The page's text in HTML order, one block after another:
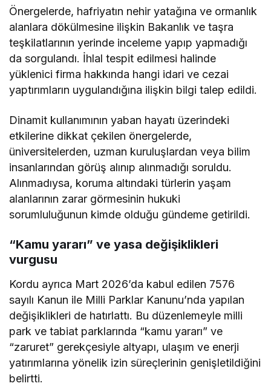
Önergelerde, hafriyatın nehir yatağına ve ormanlık
alanlara dökülmesine ilişkin Bakanlık ve taşra
teşkilatlarının yerinde inceleme yapıp yapmadığı
da sorgulandı. İhlal tespit edilmesi halinde
yüklenici firma hakkında hangi idari ve cezai
yaptırımların uygulandığına ilişkin bilgi talep edildi.
Dinamit kullanımının yaban hayatı üzerindeki
etkilerine dikkat çekilen önergelerde,
üniversitelerden, uzman kuruluşlardan veya bilim
insanlarından görüş alınıp alınmadığı soruldu.
Alınmadıysa, koruma altındaki türlerin yaşam
alanlarının zarar görmesinin hukuki
sorumluluğunun kimde olduğu gündeme getirildi.
“Kamu yararı” ve yasa değişiklikleri
vurgusu
Kordu ayrıca Mart 2026’da kabul edilen 7576
sayılı Kanun ile Milli Parklar Kanunu’nda yapılan
değişiklikleri de hatırlattı. Bu düzenlemeyle milli
park ve tabiat parklarında “kamu yararı” ve
“zaruret” gerekçesiyle altyapı, ulaşım ve enerji
yatırımlarına yönelik izin süreçlerinin genişletildiğini
belirtti.